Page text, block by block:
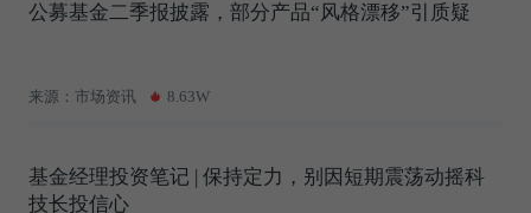
公募基金二季报披露，部分产品“风格漂移”引质疑
来源：市场资讯 8.63W
基金经理投资笔记 | 保持定力，别因短期震荡动摇科
技长投信心